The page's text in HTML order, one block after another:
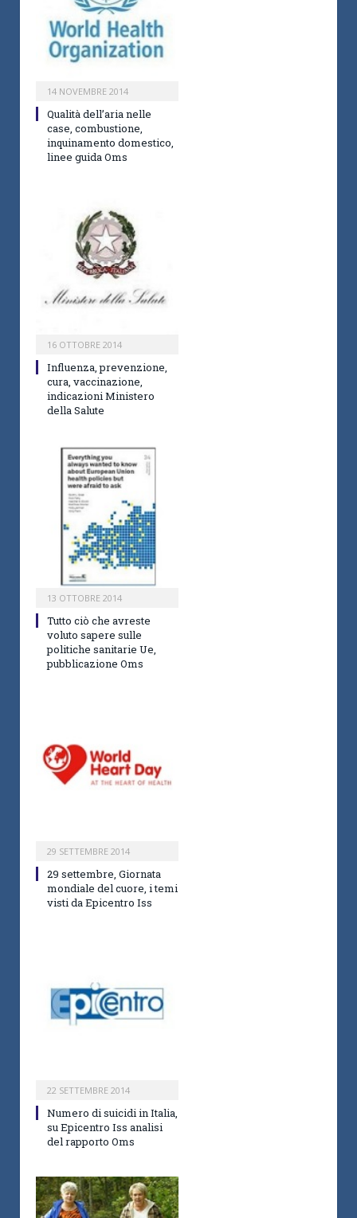
14 NOVEMBRE 2014
Qualità dell’aria nelle
case, combustione,
inquinamento domestico,
linee guida Oms
16 OTTOBRE 2014
Influenza, prevenzione,
cura, vaccinazione,
indicazioni Ministero
della Salute
13 OTTOBRE 2014
Tutto ciò che avreste
voluto sapere sulle
politiche sanitarie Ue,
pubblicazione Oms
29 SETTEMBRE 2014
29 settembre, Giornata
mondiale del cuore, i temi
visti da Epicentro Iss
22 SETTEMBRE 2014
Numero di suicidi in Italia,
su Epicentro Iss analisi
del rapporto Oms